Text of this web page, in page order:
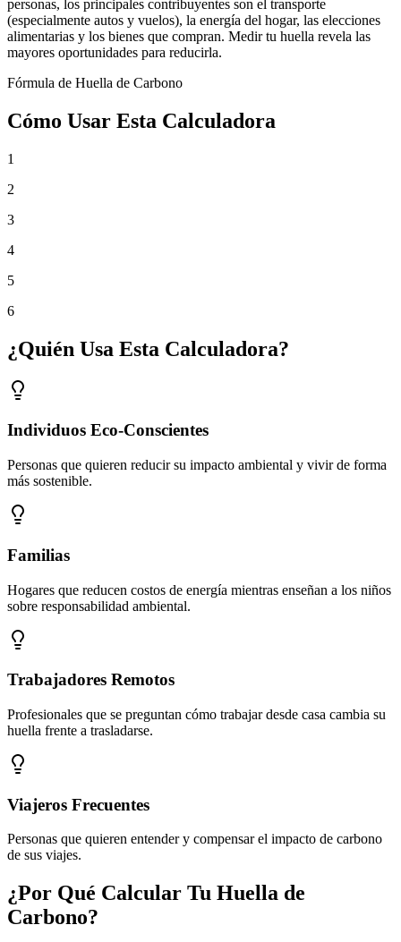
personas, los principales contribuyentes son el transporte
(especialmente autos y vuelos), la energía del hogar, las elecciones
alimentarias y los bienes que compran. Medir tu huella revela las
mayores oportunidades para reducirla.
Fórmula de Huella de Carbono
Cómo Usar Esta Calculadora
1
2
3
4
5
6
¿Quién Usa Esta Calculadora?
Individuos Eco-Conscientes
Personas que quieren reducir su impacto ambiental y vivir de forma
más sostenible.
Familias
Hogares que reducen costos de energía mientras enseñan a los niños
sobre responsabilidad ambiental.
Trabajadores Remotos
Profesionales que se preguntan cómo trabajar desde casa cambia su
huella frente a trasladarse.
Viajeros Frecuentes
Personas que quieren entender y compensar el impacto de carbono
de sus viajes.
¿Por Qué Calcular Tu Huella de
Carbono?